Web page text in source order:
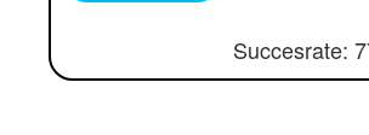
Succesrate: